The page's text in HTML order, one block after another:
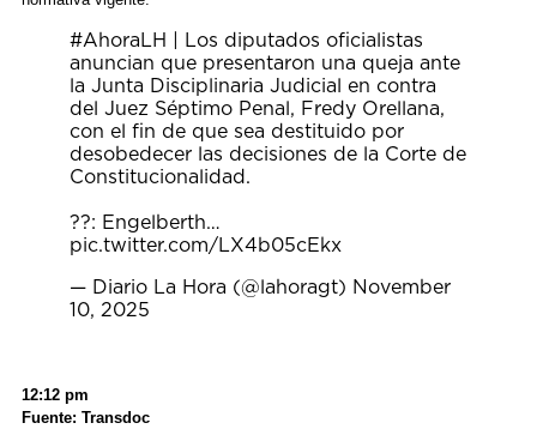
#AhoraLH
| Los diputados oficialistas
anuncian que presentaron una queja ante
la Junta Disciplinaria Judicial en contra
del Juez Séptimo Penal, Fredy Orellana,
con el fin de que sea destituido por
desobedecer las decisiones de la Corte de
Constitucionalidad.
??: Engelberth…
pic.twitter.com/LX4b05cEkx
— Diario La Hora (@lahoragt) November
10, 2025
12:12 pm
Fuente: Transdoc